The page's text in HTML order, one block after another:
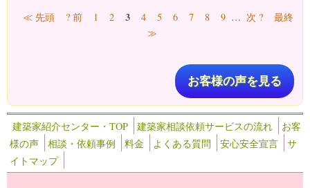
ページ
≪ 先頭 ? 前 1 2 3 4 5 6 7 8 9 … 次 ?
最終
≫
お客様の声を見る
建築家紹介センター・TOP 建築家相談依頼サービスの流れ
お客
様の声
相談・依頼事例 料金 よくある質問 安心安全宣言
サ
イトマップ